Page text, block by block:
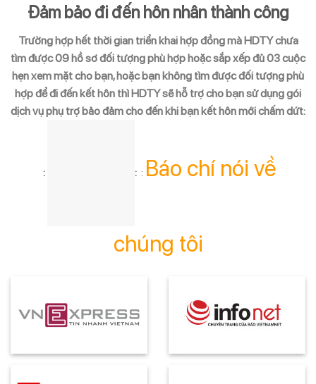
Đảm bảo đi đến hôn nhân thành công
Trường hợp hết thời gian triển khai hợp đồng mà HDTY chưa
tìm được 09 hồ sơ đối tượng phù hợp hoặc sắp xếp đủ 03 cuộc
hẹn xem mặt cho bạn, hoặc bạn không tìm được đối tượng phù
hợp để đi đến kết hôn thì HDTY sẽ hỗ trợ cho bạn sử dụng gói
dịch vụ phụ trợ bảo đảm cho đến khi bạn kết hôn mới chấm dứt:
: : : Báo chí nói về
chúng tôi